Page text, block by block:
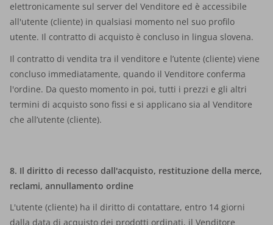
elettronicamente sul server del Venditore ed è accessibile
all'utente (cliente) in qualsiasi momento nel suo profilo
utente. Il contratto di acquisto è concluso in lingua slovena.
Il contratto di vendita tra il venditore e l’utente (cliente) viene
concluso immediatamente, quando il Venditore conferma
l'ordine. Da questo momento in poi, tutti i prezzi e gli altri
termini di acquisto sono fissi e si applicano sia al Venditore
che all’utente (cliente).
8. Il diritto di recesso dall'acquisto, restituzione della merce,
reclami, annullamento ordine
L'utente (cliente) ha il diritto di contattare, entro 14 giorni
dalla data di acquisto dei prodotti ordinati, il Venditore